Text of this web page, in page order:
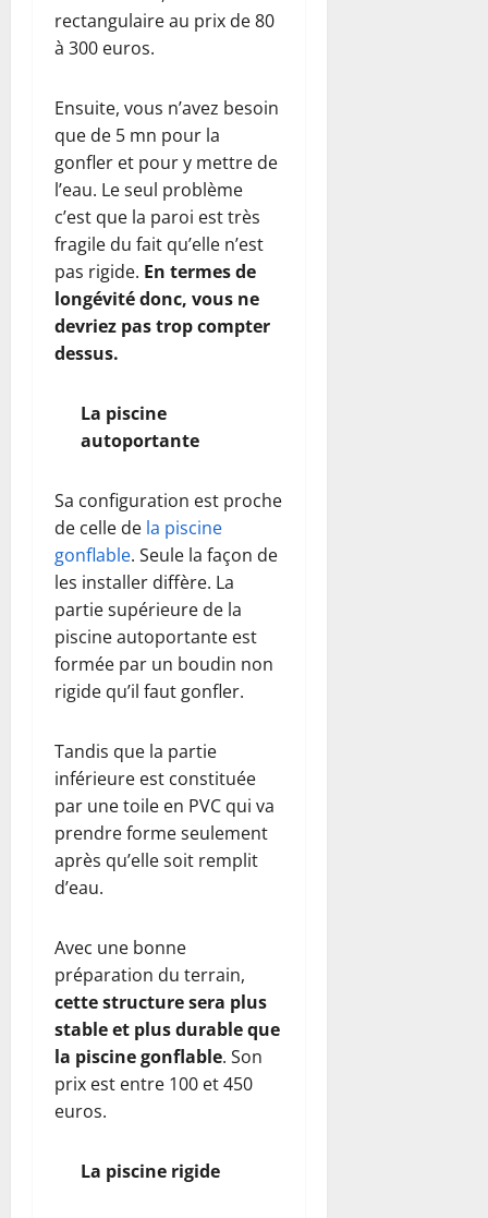
rectangulaire au prix de 80
à 300 euros.
Ensuite, vous n’avez besoin
que de 5 mn pour la
gonfler et pour y mettre de
l’eau. Le seul problème
c’est que la paroi est très
fragile du fait qu’elle n’est
pas rigide. En termes de
longévité donc, vous ne
devriez pas trop compter
dessus.
La piscine
autoportante
Sa configuration est proche
de celle de la piscine
gonflable. Seule la façon de
les installer diffère. La
partie supérieure de la
piscine autoportante est
formée par un boudin non
rigide qu’il faut gonfler.
Tandis que la partie
inférieure est constituée
par une toile en PVC qui va
prendre forme seulement
après qu’elle soit remplit
d’eau.
Avec une bonne
préparation du terrain,
cette structure sera plus
stable et plus durable que
la piscine gonflable. Son
prix est entre 100 et 450
euros.
La piscine rigide